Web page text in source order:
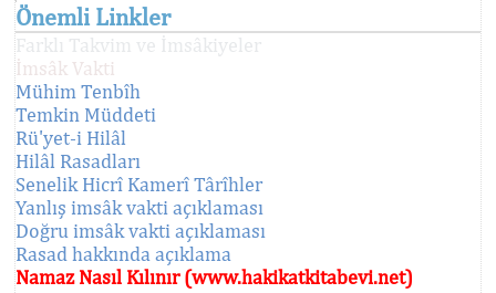
Önemli Linkler
Farklı Takvim ve İmsâkiyeler
İmsâk Vakti
Mühim Tenbîh
Temkin Müddeti
Rü'yet-i Hilâl
Hilâl Rasadları
Senelik Hicrî Kamerî Târîhler
Yanlış imsâk vakti açıklaması
Doğru imsâk vakti açıklaması
Rasad hakkında açıklama
Namaz Nasıl Kılınır (www.hakikatkitabevi.net)